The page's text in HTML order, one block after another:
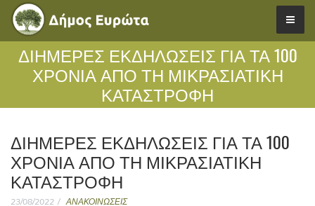
ΔΙΗΜΕΡΕΣ ΕΚΔΗΛΩΣΕΙΣ ΓΙΑ ΤΑ 100
ΧΡΟΝΙΑ ΑΠΟ ΤΗ ΜΙΚΡΑΣΙΑΤΙΚΗ
ΚΑΤΑΣΤΡΟΦΗ
ΔΙΗΜΕΡΕΣ ΕΚΔΗΛΩΣΕΙΣ ΓΙΑ ΤΑ 100
ΧΡΟΝΙΑ ΑΠΟ ΤΗ ΜΙΚΡΑΣΙΑΤΙΚΗ
ΚΑΤΑΣΤΡΟΦΗ
23/08/2022 ΑΝΑΚΟΙΝΩΣΕΙΣ